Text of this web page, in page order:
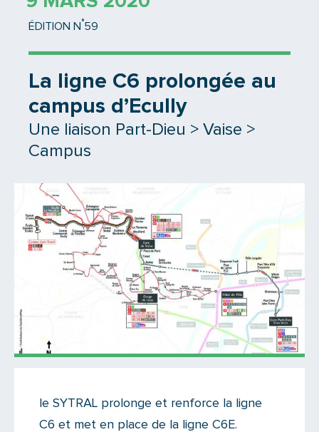
ÉDITION N °59
La ligne C6 prolongée au
campus d’Ecully
Une liaison Part-Dieu > Vaise >
Campus
Il n'y a aucun commentaire...
le SYTRAL prolonge et renforce la ligne
C6 et met en place de la ligne C6E.